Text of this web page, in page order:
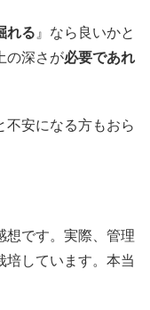
れる』 なら良いかと
の深さが必要であれ
不安になる方もおら
想です。実際、管理
培しています。本当